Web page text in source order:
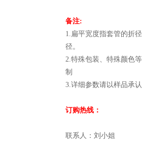
备注:
1.扁平宽度指套管的折
径。
2.特殊包装、特殊颜色
制
3.详细参数请以样品承
订购热线：
联系人：刘小姐